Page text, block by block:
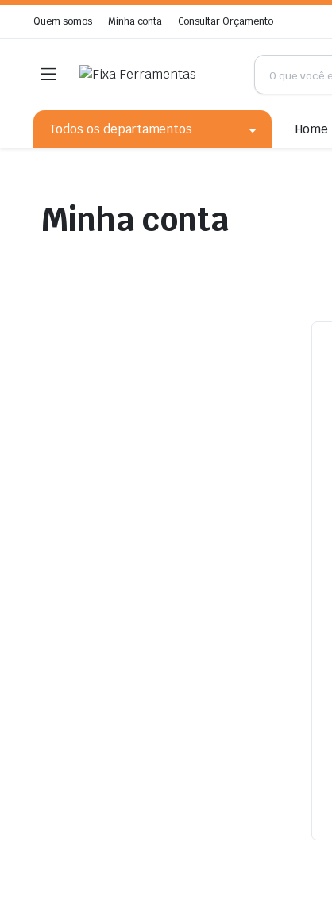
Quem somos Minha conta Consultar Orçamento
Todos os departamentos Home
Minha conta